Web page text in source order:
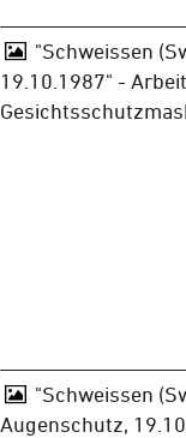
"Schweissen
19.10.1987" -
"Schweissen
Augenschutz,